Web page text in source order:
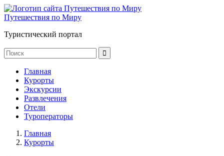
Путешествия по Миру
Туристический портал
Главная
Курорты
Экскурсии
Развлечения
Отели
Туроператоры
Главная
Курорты